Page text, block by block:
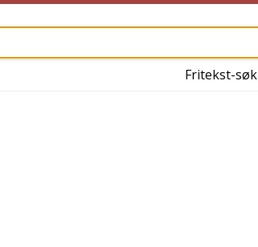
Fritekst-søk